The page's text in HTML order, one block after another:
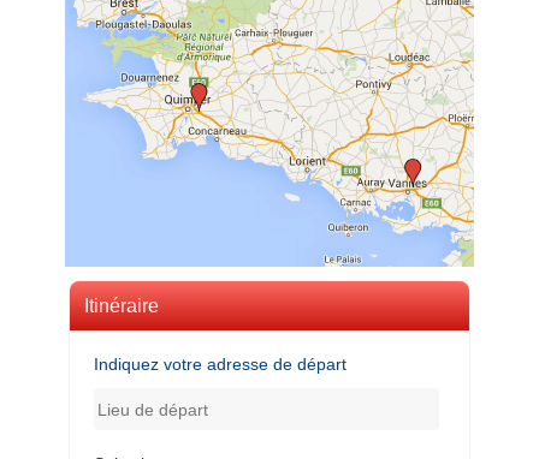
Itinéraire
Indiquez votre adresse de départ